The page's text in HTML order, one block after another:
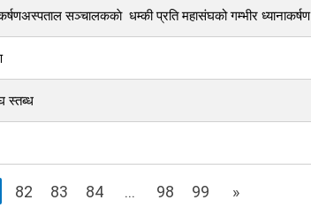
सञ्चालककाे धम्की प्रति महासंघको गम्भीर ध्यानाकर्षण
स्तब्ध
82 83 84 ... 98 99 »